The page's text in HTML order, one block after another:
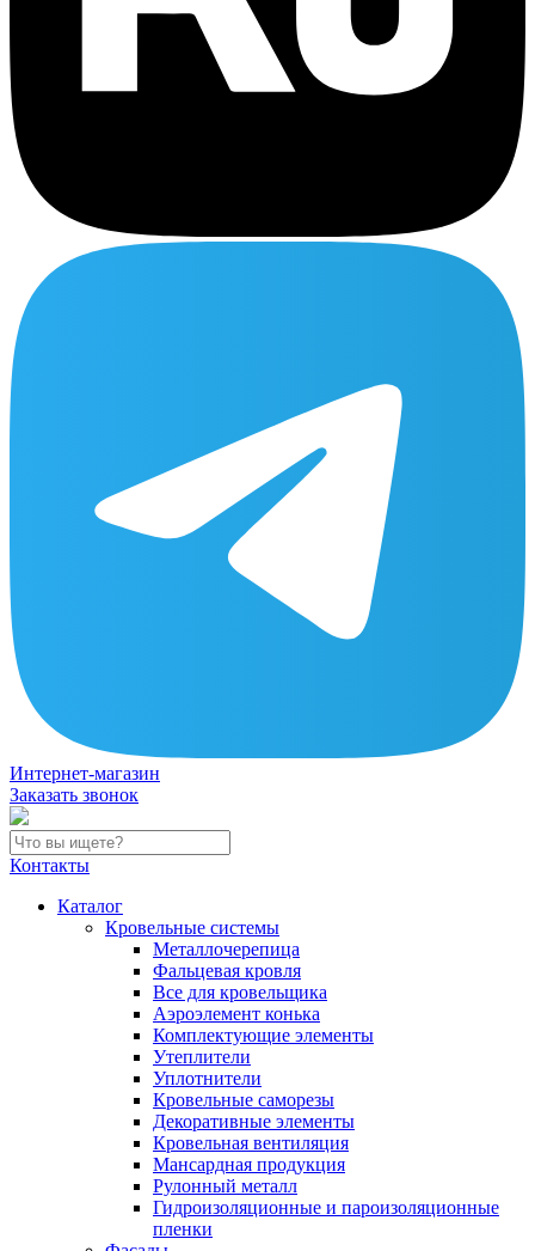
Интернет-магазин
Заказать звонок
Контакты
Каталог
Кровельные системы
Металлочерепица
Фальцевая кровля
Все для кровельщика
Аэроэлемент конька
Комплектующие элементы
Утеплители
Уплотнители
Кровельные саморезы
Декоративные элементы
Кровельная вентиляция
Мансардная продукция
Рулонный металл
Гидроизоляционные и пароизоляционные
пленки